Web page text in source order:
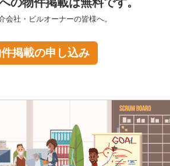
会社・ビルオーナーの皆様へ。
掲載の申し込み